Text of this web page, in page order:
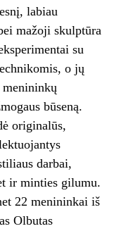
labiau
mažoji skulptūra
su
o jų
būseną.
originalūs,
darbai,
ir minties gilumu.
22 menininkai iš
Olbutas